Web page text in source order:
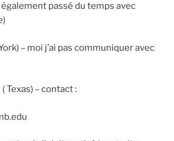
également passé du temps avec
– moi j’ai pas communiquer avec
Texas) – contact :